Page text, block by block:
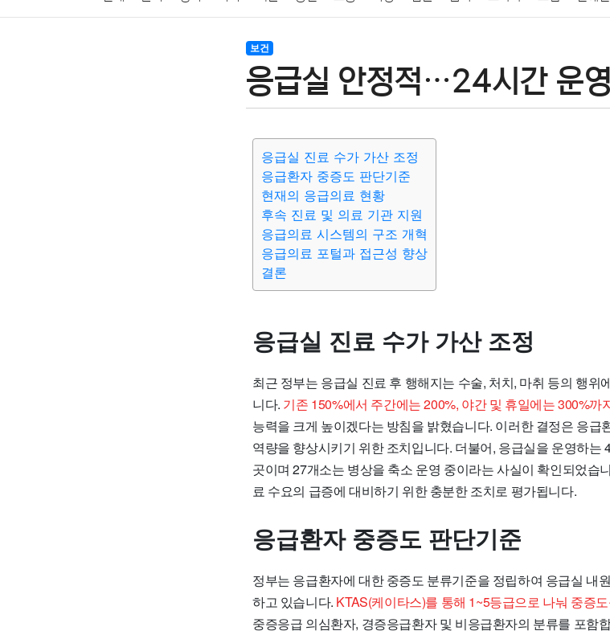
결혼 육아
기술 종교 사회 정치 건강 의료 의학 경제 마케팅
보건
응급실 안정적…24시간 운
응급실 진료 수가 가산 조정
응급환자 중증도 판단기준
현재의 응급의료 현황
후속 진료 및 의료 기관 지원
응급의료 시스템의 구조 개혁
응급의료 포털과 접근성 향상
결론
응급실 진료 수가 가산 조정
최근 정부는 응급실 진료 후 행해지는 수술, 처치, 마취 등의 행위
니다. 기존 150%에서 주간에는 200%, 야간 및 휴일에는 300%까
능력을 크게 높이겠다는 방침을 밝혔습니다. 이러한 결정은 응급
역량을 향상시키기 위한 조치입니다. 더불어, 응급실을 운영하는
곳이며 27개소는 병상을 축소 운영 중이라는 사실이 확인되었습
료 수요의 급증에 대비하기 위한 충분한 조치로 평가됩니다.
응급환자 중증도 판단기준
정부는 응급환자에 대한 중증도 분류기준을 정립하여 응급실 내
하고 있습니다. KTAS(케이타스)를 통해 1~5등급으로 나눠 중증
중증응급 의심환자, 경증응급환자 및 비응급환자의 분류를 포함